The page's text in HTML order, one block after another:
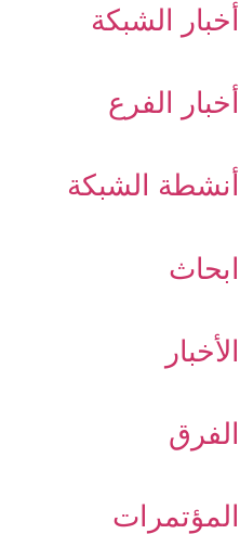
أخبار الشبكة
أخبار الفرع
أنشطة الشبكة
ابحاث
الأخبار
الفرق
المؤتمرات